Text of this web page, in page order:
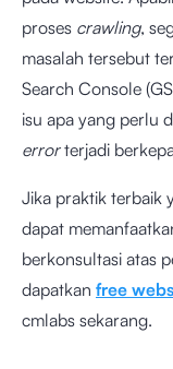
proses crawling,
masalah tersebut
Search Console
isu apa yang perlu
errorterjadi
Jika praktik terbaik
dapat
berkonsultasi atas
dapatkan free
cmlabs sekarang.